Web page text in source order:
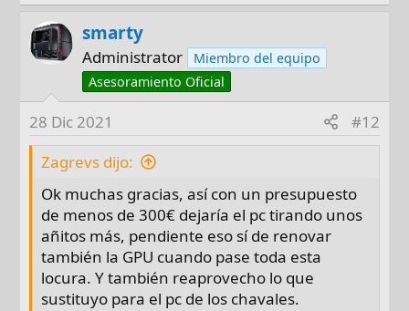
durará más años)
Disipador[0€]: Usamos el que viene de serie
Placa[85€]:GIGABYTE B560M H
Ram[52€]:Crucial Ballistix
BL2K8G32C16U4B 3200 MHz, DDR4, DRAM,
Memoria Gamer para Ordenadores de
sobremesa, 16GB (8GB x2)
Si tienes cualquier duda avísame
smarty
Administrator
Miembro del equipo
Asesoramiento Oficial
28 Dic 2021
#12
Zagrevs dijo:
Ok muchas gracias, así con un presupuesto
de menos de 300€ dejaría el pc tirando unos
añitos más, pendiente eso sí de renovar
también la GPU cuando pase toda esta
locura. Y también reaprovecho lo que
sustituyo para el pc de los chavales.